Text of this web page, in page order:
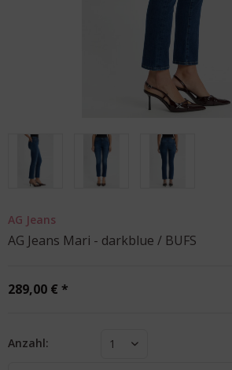
AG Jeans
AG Jeans Mari - darkblue / BUFS
289,00 € *
Anzahl: 1